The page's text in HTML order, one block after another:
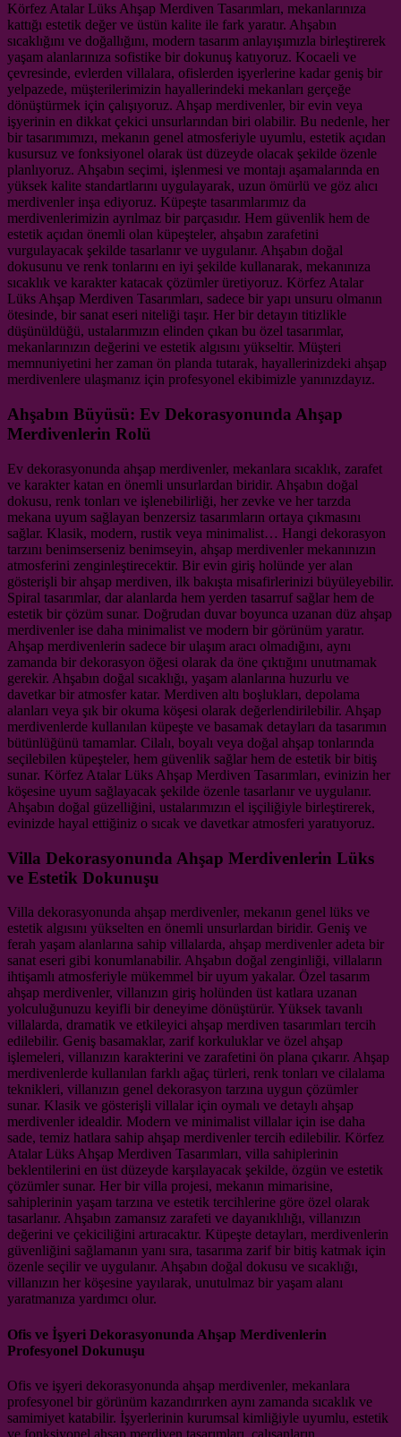
Körfez Atalar Lüks Ahşap Merdiven Tasarımları, mekanlarınıza
kattığı estetik değer ve üstün kalite ile fark yaratır. Ahşabın
sıcaklığını ve doğallığını, modern tasarım anlayışımızla birleştirerek
yaşam alanlarınıza sofistike bir dokunuş katıyoruz. Kocaeli ve
çevresinde, evlerden villalara, ofislerden işyerlerine kadar geniş bir
yelpazede, müşterilerimizin hayallerindeki mekanları gerçeğe
dönüştürmek için çalışıyoruz. Ahşap merdivenler, bir evin veya
işyerinin en dikkat çekici unsurlarından biri olabilir. Bu nedenle, her
bir tasarımımızı, mekanın genel atmosferiyle uyumlu, estetik açıdan
kusursuz ve fonksiyonel olarak üst düzeyde olacak şekilde özenle
planlıyoruz. Ahşabın seçimi, işlenmesi ve montajı aşamalarında en
yüksek kalite standartlarını uygulayarak, uzun ömürlü ve göz alıcı
merdivenler inşa ediyoruz. Küpeşte tasarımlarımız da
merdivenlerimizin ayrılmaz bir parçasıdır. Hem güvenlik hem de
estetik açıdan önemli olan küpeşteler, ahşabın zarafetini
vurgulayacak şekilde tasarlanır ve uygulanır. Ahşabın doğal
dokusunu ve renk tonlarını en iyi şekilde kullanarak, mekanınıza
sıcaklık ve karakter katacak çözümler üretiyoruz. Körfez Atalar
Lüks Ahşap Merdiven Tasarımları, sadece bir yapı unsuru olmanın
ötesinde, bir sanat eseri niteliği taşır. Her bir detayın titizlikle
düşünüldüğü, ustalarımızın elinden çıkan bu özel tasarımlar,
mekanlarınızın değerini ve estetik algısını yükseltir. Müşteri
memnuniyetini her zaman ön planda tutarak, hayallerinizdeki ahşap
merdivenlere ulaşmanız için profesyonel ekibimizle yanınızdayız.
Ahşabın Büyüsü: Ev Dekorasyonunda Ahşap
Merdivenlerin Rolü
Ev dekorasyonunda ahşap merdivenler, mekanlara sıcaklık, zarafet
ve karakter katan en önemli unsurlardan biridir. Ahşabın doğal
dokusu, renk tonları ve işlenebilirliği, her zevke ve her tarzda
mekana uyum sağlayan benzersiz tasarımların ortaya çıkmasını
sağlar. Klasik, modern, rustik veya minimalist… Hangi dekorasyon
tarzını benimserseniz benimseyin, ahşap merdivenler mekanınızın
atmosferini zenginleştirecektir. Bir evin giriş holünde yer alan
gösterişli bir ahşap merdiven, ilk bakışta misafirlerinizi büyüleyebilir.
Spiral tasarımlar, dar alanlarda hem yerden tasarruf sağlar hem de
estetik bir çözüm sunar. Doğrudan duvar boyunca uzanan düz ahşap
merdivenler ise daha minimalist ve modern bir görünüm yaratır.
Ahşap merdivenlerin sadece bir ulaşım aracı olmadığını, aynı
zamanda bir dekorasyon öğesi olarak da öne çıktığını unutmamak
gerekir. Ahşabın doğal sıcaklığı, yaşam alanlarına huzurlu ve
davetkar bir atmosfer katar. Merdiven altı boşlukları, depolama
alanları veya şık bir okuma köşesi olarak değerlendirilebilir. Ahşap
merdivenlerde kullanılan küpeşte ve basamak detayları da tasarımın
bütünlüğünü tamamlar. Cilalı, boyalı veya doğal ahşap tonlarında
seçilebilen küpeşteler, hem güvenlik sağlar hem de estetik bir bitiş
sunar. Körfez Atalar Lüks Ahşap Merdiven Tasarımları, evinizin her
köşesine uyum sağlayacak şekilde özenle tasarlanır ve uygulanır.
Ahşabın doğal güzelliğini, ustalarımızın el işçiliğiyle birleştirerek,
evinizde hayal ettiğiniz o sıcak ve davetkar atmosferi yaratıyoruz.
Villa Dekorasyonunda Ahşap Merdivenlerin Lüks
ve Estetik Dokunuşu
Villa dekorasyonunda ahşap merdivenler, mekanın genel lüks ve
estetik algısını yükselten en önemli unsurlardan biridir. Geniş ve
ferah yaşam alanlarına sahip villalarda, ahşap merdivenler adeta bir
sanat eseri gibi konumlanabilir. Ahşabın doğal zenginliği, villaların
ihtişamlı atmosferiyle mükemmel bir uyum yakalar. Özel tasarım
ahşap merdivenler, villanızın giriş holünden üst katlara uzanan
yolculuğunuzu keyifli bir deneyime dönüştürür. Yüksek tavanlı
villalarda, dramatik ve etkileyici ahşap merdiven tasarımları tercih
edilebilir. Geniş basamaklar, zarif korkuluklar ve özel ahşap
işlemeleri, villanızın karakterini ve zarafetini ön plana çıkarır. Ahşap
merdivenlerde kullanılan farklı ağaç türleri, renk tonları ve cilalama
teknikleri, villanızın genel dekorasyon tarzına uygun çözümler
sunar. Klasik ve gösterişli villalar için oymalı ve detaylı ahşap
merdivenler idealdir. Modern ve minimalist villalar için ise daha
sade, temiz hatlara sahip ahşap merdivenler tercih edilebilir. Körfez
Atalar Lüks Ahşap Merdiven Tasarımları, villa sahiplerinin
beklentilerini en üst düzeyde karşılayacak şekilde, özgün ve estetik
çözümler sunar. Her bir villa projesi, mekanın mimarisine,
sahiplerinin yaşam tarzına ve estetik tercihlerine göre özel olarak
tasarlanır. Ahşabın zamansız zarafeti ve dayanıklılığı, villanızın
değerini ve çekiciliğini artıracaktır. Küpeşte detayları, merdivenlerin
güvenliğini sağlamanın yanı sıra, tasarıma zarif bir bitiş katmak için
özenle seçilir ve uygulanır. Ahşabın doğal dokusu ve sıcaklığı,
villanızın her köşesine yayılarak, unutulmaz bir yaşam alanı
yaratmanıza yardımcı olur.
Ofis ve İşyeri Dekorasyonunda Ahşap Merdivenlerin
Profesyonel Dokunuşu
Ofis ve işyeri dekorasyonunda ahşap merdivenler, mekanlara
profesyonel bir görünüm kazandırırken aynı zamanda sıcaklık ve
samimiyet katabilir. İşyerlerinin kurumsal kimliğiyle uyumlu, estetik
ve fonksiyonel ahşap merdiven tasarımları, çalışanların